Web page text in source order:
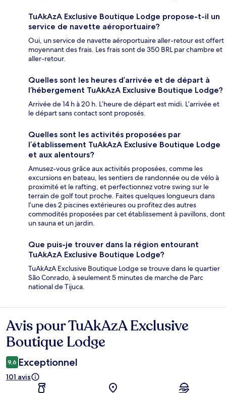
TuAkAzA Exclusive Boutique Lodge propose-t-il un
service de navette aéroportuaire?
Oui, un service de navette aéroportuaire aller-retour est offert
moyennant des frais. Les frais sont de 350 BRL par chambre et
aller-retour.
Quelles sont les heures d’arrivée et de départ à
l’hébergement TuAkAzA Exclusive Boutique Lodge?
Arrivée de 14 h à 20 h. L’heure de départ est midi. L’arrivée et
le départ sans contact sont proposés.
Quelles sont les activités proposées par
l’établissement TuAkAzA Exclusive Boutique Lodge
et aux alentours?
Amusez-vous grâce aux activités proposées, comme les
excursions en bateau, les sentiers de randonnée ou de vélo à
proximité et le rafting, et perfectionnez votre swing sur le
terrain de golf tout proche. Faites quelques longueurs dans
l’une des 2 piscines extérieures ou profitez des autres
commodités proposées par cet établissement à pavillons, dont
un sauna et un jardin.
Que puis-je trouver dans la région entourant
TuAkAzA Exclusive Boutique Lodge?
TuAkAzA Exclusive Boutique Lodge se trouve dans le quartier
São Conrado, à seulement 5 minutes de marche de Parc
national de Tijuca.
Avis
Avis pour TuAkAzA Exclusive
Boutique Lodge
9,6 Exceptionnel
101 avis